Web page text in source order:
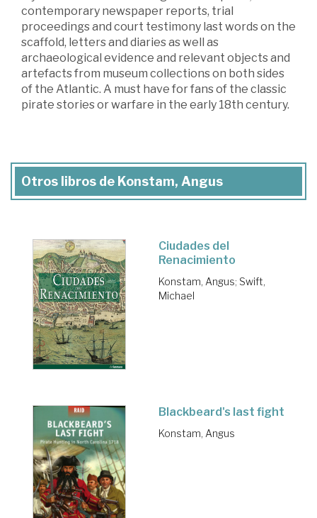
contemporary newspaper reports, trial
proceedings and court testimony last words on the
scaffold, letters and diaries as well as
archaeological evidence and relevant objects and
artefacts from museum collections on both sides
of the Atlantic. A must have for fans of the classic
pirate stories or warfare in the early 18th century.
Otros libros de Konstam, Angus
Ciudades del
Renacimiento
Konstam, Angus; Swift,
Michael
Blackbeard's last fight
Konstam, Angus